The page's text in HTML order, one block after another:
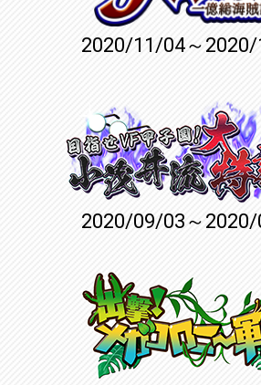
2020/11/04～
2020/09/03～